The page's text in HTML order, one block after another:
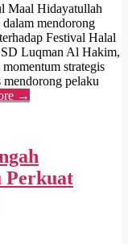
Hidayatullah
mendorong
Festival Halal
Luqman Al Hakim,
strategis
mendorong pelaku
→
Perkuat